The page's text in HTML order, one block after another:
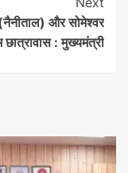
और सोमेश्वर
: मुख्यमंत्री